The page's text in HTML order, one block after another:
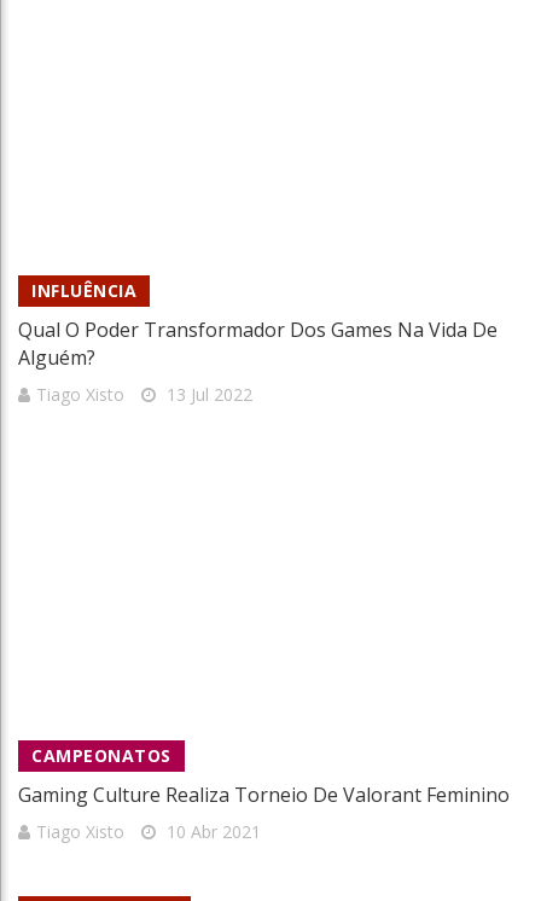
INFLUÊNCIA
Qual O Poder Transformador Dos Games Na Vida De
Alguém?
Tiago Xisto 13 Jul 2022
CAMPEONATOS
Gaming Culture Realiza Torneio De Valorant Feminino
Tiago Xisto 10 Abr 2021